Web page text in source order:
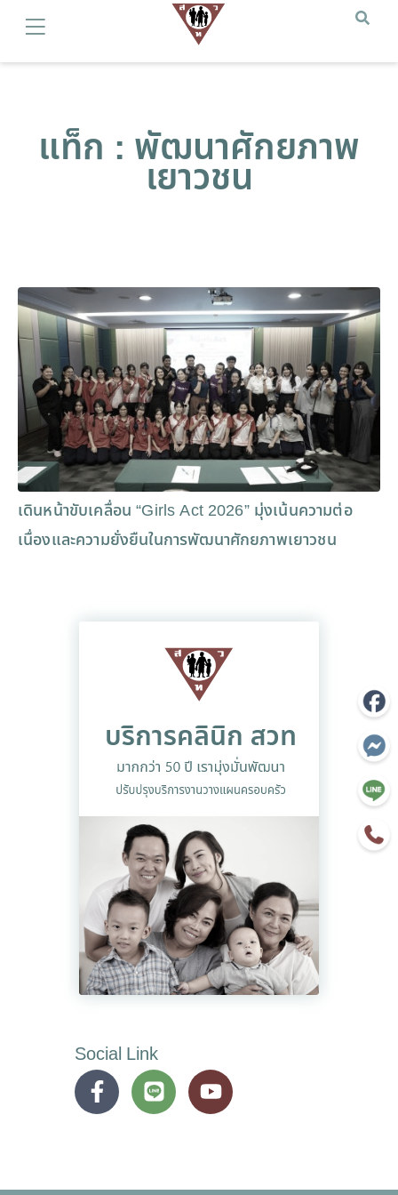
แท็ก : พัฒนาศักยภาพ
เยาวชน
เดินหน้าขับเคลื่อน “Girls Act 2026” มุ่งเน้นความต่อ
เนื่องและความยั่งยืนในการพัฒนาศักยภาพเยาวชน
Social Link